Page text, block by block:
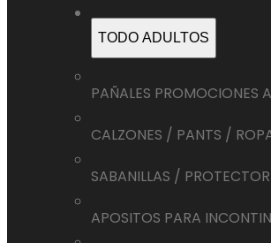
TODO ADULTOS
PAÑALES PROMOCIONES
CALZONES / PANTS /
SABANILLAS /
APOSITOS PARA